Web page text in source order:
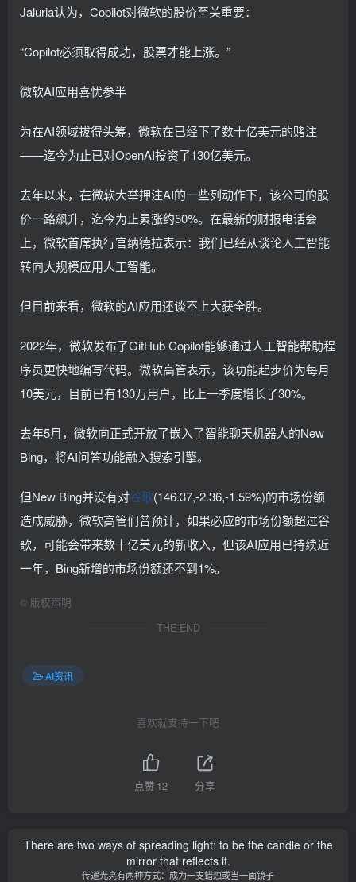
Jaluria认为，Copilot对微软的股价至关重要：
“Copilot必须取得成功，股票才能上涨。”
微软AI应用喜忧参半
为在AI领域拔得头筹，微软在已经下了数十亿美元的赌注
——迄今为止已对OpenAI投资了130亿美元。
去年以来，在微软大举押注AI的一些列动作下，该公司的股
价一路飙升，迄今为止累涨约50%。在最新的财报电话会
上，微软首席执行官纳德拉表示：我们已经从谈论人工智能
转向大规模应用人工智能。
但目前来看，微软的AI应用还谈不上大获全胜。
2022年，微软发布了GitHub Copilot能够通过人工智能帮助程
序员更快地编写代码。微软高管表示，该功能起步价为每月
10美元，目前已有130万用户，比上一季度增长了30%。
去年5月，微软向正式开放了嵌入了智能聊天机器人的New
Bing，将AI问答功能融入搜索引擎。
但New Bing并没有对谷歌(146.37,-2.36,-1.59%)的市场份额
造成威胁，微软高管们曾预计，如果必应的市场份额超过谷
歌，可能会带来数十亿美元的新收入，但该AI应用已持续近
一年，Bing新增的市场份额还不到1%。
© 版权声明
THE END
AI资讯
喜欢就支持一下吧
点赞 12 分享
There are two ways of spreading light: to be the candle or the
mirror that reflects it.
传递光亮有两种方式：成为一支蜡烛或当一面镜子